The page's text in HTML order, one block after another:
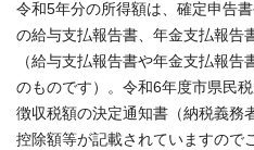
令和5年分の所得額は、確定申告
の給与支払報告書、年金支払報告
（給与支払報告書や年金支払報
のものです）。令和6年度市県民
徴収税額の決定通知書（納税義務
控除額等が記載されていますので